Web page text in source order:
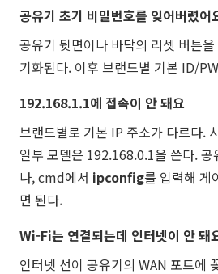
공유기 초기 비밀번호를 잊어버렸어
공유기 뒷면이나 바닥의 리셋 버튼
기화된다. 이후 브랜드별 기본 ID/
192.168.1.1에 접속이 안 돼요
브랜드별로 기본 IP 주소가 다르다.
일부 모델은 192.168.0.1을 쓴다. 공
나, cmd에서 ipconfig를 입력해 게
면 된다.
Wi-Fi는 연결되는데 인터넷이 안 돼
인터넷 선이 공유기의 WAN 포트에